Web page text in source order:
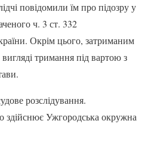
повідомили їм про підозру у
ч. 3 ст. 332
Окрім цього, затриманим
тримання під вартою з
розслідування.
здійснює Ужгородська окружна